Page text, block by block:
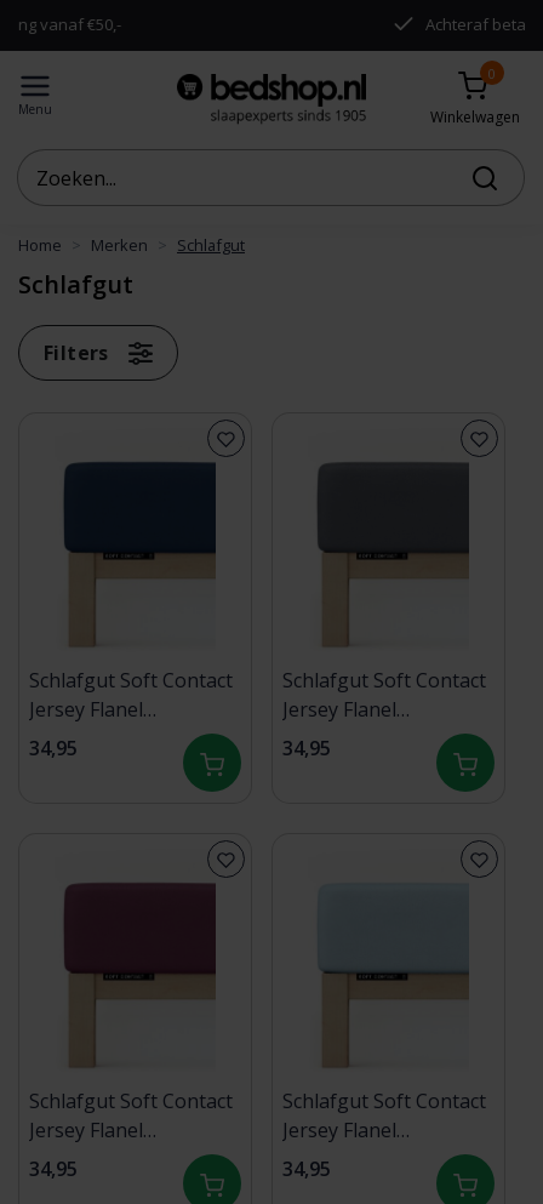
Achteraf betalen mogelijk
Menu
0
Winkelwagen
Home Merken Schlafgut
Schlafgut
Filters
Schlafgut Soft Contact
Jersey Flanel
Hoeslaken S - 90x190 -
100x200 570 Blue Deep
34,95
Schlafgut Soft Contact
Jersey Flanel
Hoeslaken S - 90x190 -
100x200 556 Grey
34,95
Schlafgut Soft Contact
Jersey Flanel
Hoeslaken S - 90x190 -
100x200 542 Purple
34,95
Schlafgut Soft Contact
Jersey Flanel
Hoeslaken S - 90x190 -
100x200 536 Blue Light
34,95